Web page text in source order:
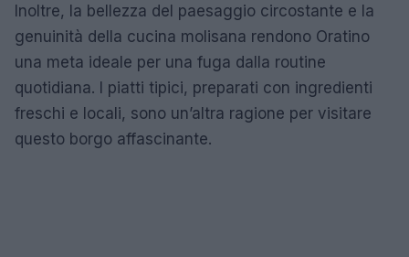
Inoltre, la bellezza del paesaggio circostante e la
genuinità della cucina molisana rendono Oratino
una meta ideale per una fuga dalla routine
quotidiana. I piatti tipici, preparati con ingredienti
freschi e locali, sono un’altra ragione per visitare
questo borgo affascinante.